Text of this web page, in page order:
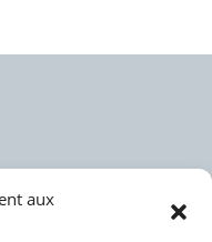
aux